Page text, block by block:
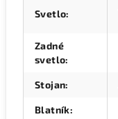
Svetlo:
Zadné
svetlo:
Stojan:
Blatník: